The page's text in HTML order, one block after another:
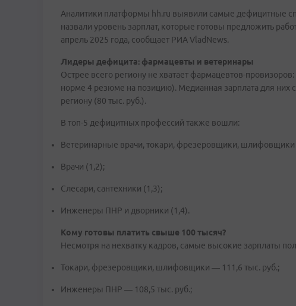
Аналитики платформы hh.ru выявили самые дефицитные
назвали уровень зарплат, которые готовы предложить
апрель 2025 года, сообщает РИА VladNews.
Лидеры дефицита: фармацевты и ветеринары
Острее всего региону не хватает фармацевтов-
норме 4 резюме на позицию). Медианная зарплата для них
региону (80 тыс. руб.).
В топ-5 дефицитных профессий также вошли:
Ветеринарные врачи, токари, фрезеровщики,
Врачи (1,2);
Слесари, сантехники (1,3);
Инженеры ПНР и дворники (1,4).
Кому готовы платить свыше 100 тысяч?
Несмотря на нехватку кадров, самые высокие зарплаты
Токари, фрезеровщики, шлифовщики — 111,6 тыс. руб.;
Инженеры ПНР — 108,5 тыс. руб.;